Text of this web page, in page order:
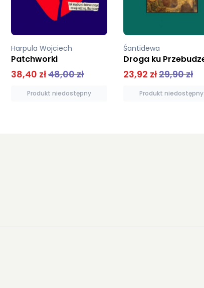
Śantidewa
Droga ku Przebudzeniu
23,92 zł 29,90 zł
Produkt niedostępny
Pięta Aleksandra
59,99 zł
Produkt niedostępny